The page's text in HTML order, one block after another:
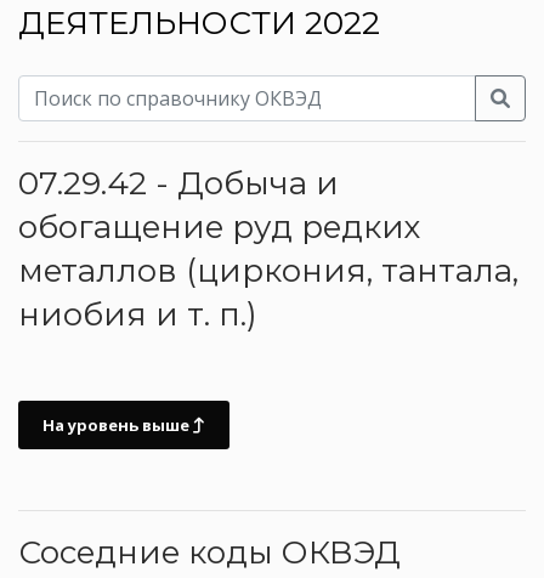
ДЕЯТЕЛЬНОСТИ 2022
07.29.42 - Добыча и
обогащение руд редких
металлов (циркония, тантала,
ниобия и т. п.)
На уровень выше
Соседние коды ОКВЭД